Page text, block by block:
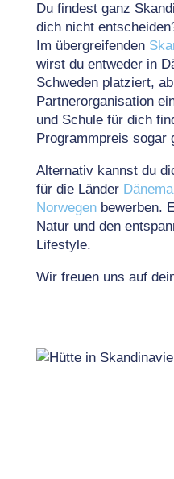
Du findest ganz
dich nicht
Im übergreifenden
wirst du entweder in
Schweden platziert,
Partnerorganisation
und Schule für dich
Programmpreis sogar
Alternativ kannst du
für die Länder
Norwegenbewerben.
Natur und den
Lifestyle.
Wir freuen uns auf